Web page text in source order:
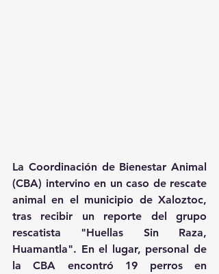
La Coordinación de Bienestar Animal
(CBA) intervino en un caso de rescate
animal en el municipio de Xaloztoc,
tras recibir un reporte del grupo
rescatista "Huellas Sin Raza,
Huamantla". En el lugar, personal de
la CBA encontró 19 perros en